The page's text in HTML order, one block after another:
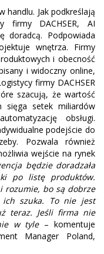
handlu. Jak podkreślają
firmy DACHSER, AI
doradcą. Podpowiada
wnętrza. Firmy
i obecność
i widoczny online,
firmy DACHSER
szacują, że wartość
sięga setek miliardów
obsługi.
podejście do
Pozwala również
wejście na rynek
będzie doradzała
po listę produktów.
rozumie, bo są dobrze
szuka. To nie jest
teraz. Jeśli firma nie
w tyle – komentuje
Manager Poland,